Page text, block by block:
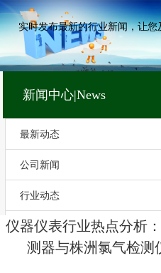
实时发布最新的行业新闻，让
最新动态
公司新闻
行业动态
技术文章
新闻中心|News
仪器仪表行业热点分析
测器与株洲氯气检测